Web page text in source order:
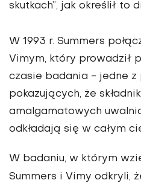
skutkach”, jak określił to
W 1993 r. Summers
Vimym, który prowadził
czasie badania - jedne z
pokazujących, że
amalgamatowych
odkładają się w całym
W badaniu, w którym
Summers i Vimy odkryli,